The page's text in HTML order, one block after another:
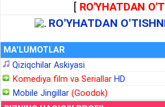
[ RO'YHATDAN
RO'YHATDAN
MA'LUMOTLAR
Qiziqchilar Askiyasi
Komediya film va Seriallar HD
Mobile Jingillar (Goodok)